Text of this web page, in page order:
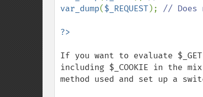
var_dump($_REQUEST); // Does
If you want to evaluate
including $_COOKIE in the
method used and set up a